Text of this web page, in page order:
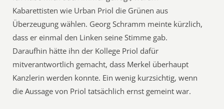
Kabarettisten wie Urban Priol die Grünen aus
Überzeugung wählen. Georg Schramm meinte kürzlich,
dass er einmal den Linken seine Stimme gab.
Daraufhin hätte ihn der Kollege Priol dafür
mitverantwortlich gemacht, dass Merkel überhaupt
Kanzlerin werden konnte. Ein wenig kurzsichtig, wenn
die Aussage von Priol tatsächlich ernst gemeint war.